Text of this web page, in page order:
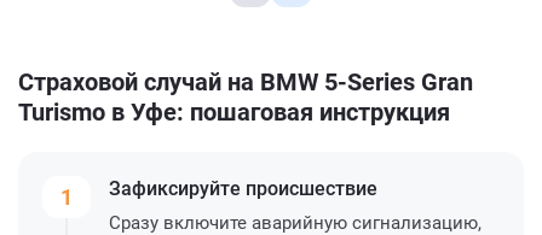
Страховой случай на BMW 5-Series Gran
Turismo в Уфе: пошаговая инструкция
1 Зафиксируйте происшествие
Сразу включите аварийную сигнализацию,